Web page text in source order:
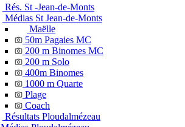
Rés. St -Jean-de-Monts
Médias St Jean-de-Monts
Maëlle
50m Pagaies MC
200 m Binomes MC
200 m Solo
400m Binomes
1000 m Quarte
Plage
Coach
Résultats Ploudalmézeau